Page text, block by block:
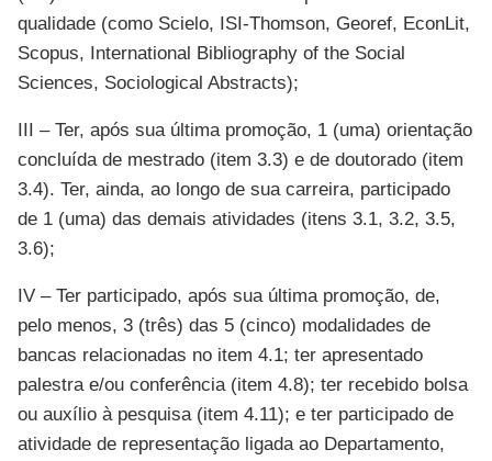
qualidade (como Scielo, ISI-Thomson, Georef, EconLit,
Scopus, International Bibliography of the Social
Sciences, Sociological Abstracts);
III – Ter, após sua última promoção, 1 (uma) orientação
concluída de mestrado (item 3.3) e de doutorado (item
3.4). Ter, ainda, ao longo de sua carreira, participado
de 1 (uma) das demais atividades (itens 3.1, 3.2, 3.5,
3.6);
IV – Ter participado, após sua última promoção, de,
pelo menos, 3 (três) das 5 (cinco) modalidades de
bancas relacionadas no item 4.1; ter apresentado
palestra e/ou conferência (item 4.8); ter recebido bolsa
ou auxílio à pesquisa (item 4.11); e ter participado de
atividade de representação ligada ao Departamento,